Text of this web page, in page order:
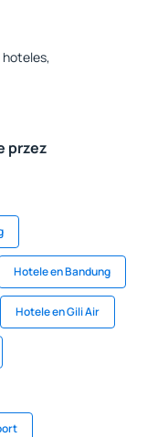
hoteles,
przez
Hotele en Bandung
Hotele en Gili Air